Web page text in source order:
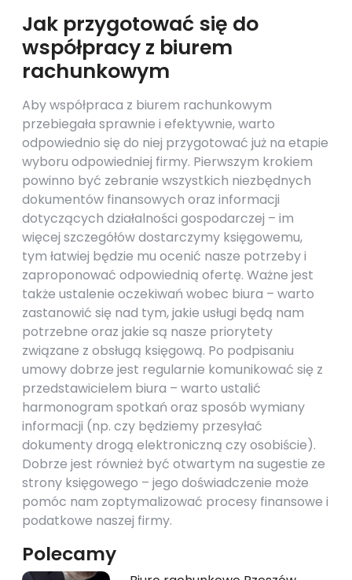
Jak przygotować się do
współpracy z biurem
rachunkowym
Aby współpraca z biurem rachunkowym
przebiegała sprawnie i efektywnie, warto
odpowiednio się do niej przygotować już na etapie
wyboru odpowiedniej firmy. Pierwszym krokiem
powinno być zebranie wszystkich niezbędnych
dokumentów finansowych oraz informacji
dotyczących działalności gospodarczej – im
więcej szczegółów dostarczymy księgowemu,
tym łatwiej będzie mu ocenić nasze potrzeby i
zaproponować odpowiednią ofertę. Ważne jest
także ustalenie oczekiwań wobec biura – warto
zastanowić się nad tym, jakie usługi będą nam
potrzebne oraz jakie są nasze priorytety
związane z obsługą księgową. Po podpisaniu
umowy dobrze jest regularnie komunikować się z
przedstawicielem biura – warto ustalić
harmonogram spotkań oraz sposób wymiany
informacji (np. czy będziemy przesyłać
dokumenty drogą elektroniczną czy osobiście).
Dobrze jest również być otwartym na sugestie ze
strony księgowego – jego doświadczenie może
pomóc nam zoptymalizować procesy finansowe i
podatkowe naszej firmy.
Polecamy